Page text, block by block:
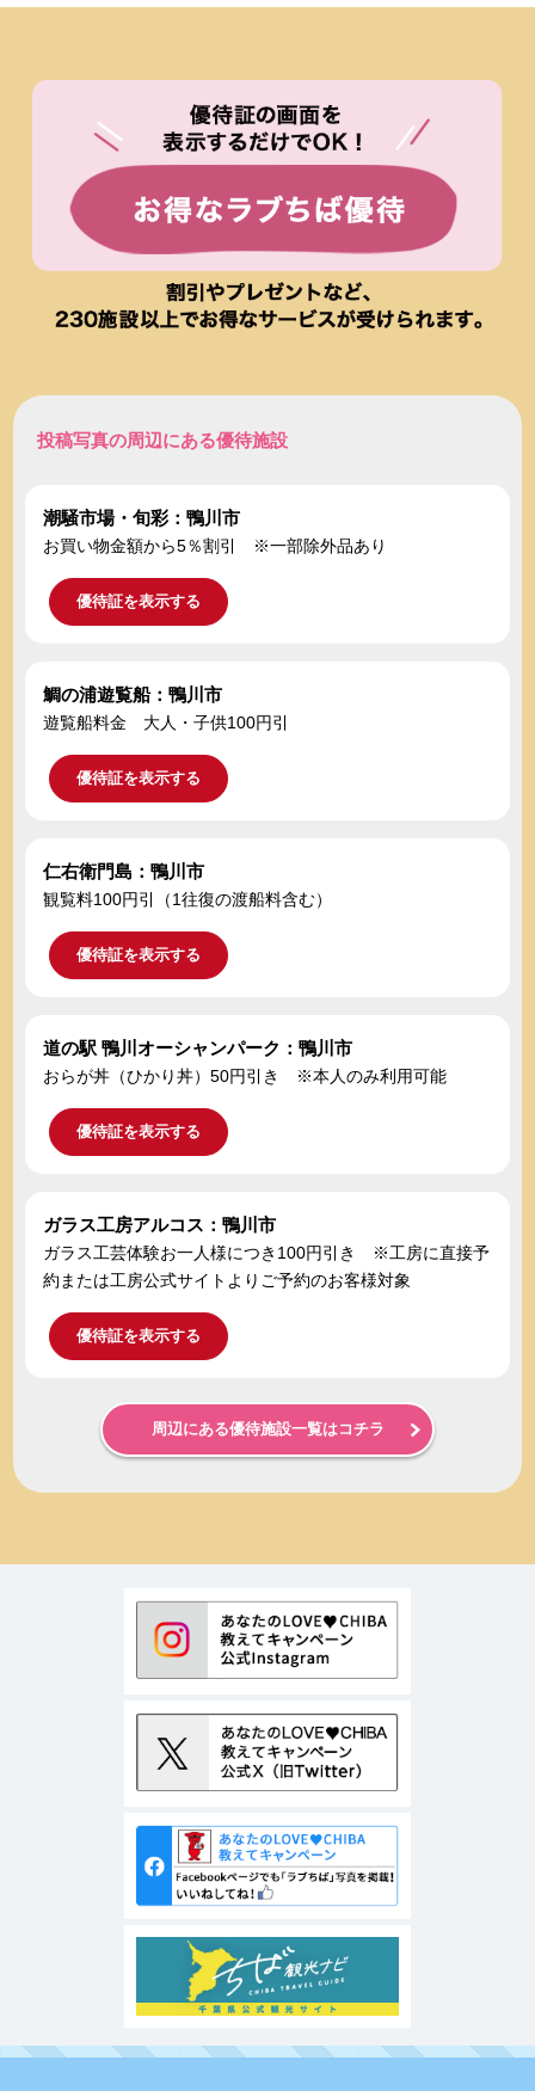
投稿写真の周辺にある優待施設
潮騒市場・旬彩：鴨川市
お買い物金額から5％割引 ※一部除外品あり
優待証を表示する
鯛の浦遊覧船：鴨川市
遊覧船料金 大人・子供100円引
優待証を表示する
仁右衛門島：鴨川市
観覧料100円引（1往復の渡船料含む）
優待証を表示する
道の駅 鴨川オーシャンパーク：鴨川市
おらが丼（ひかり丼）50円引き ※本人のみ利用可能
優待証を表示する
ガラス工房アルコス：鴨川市
ガラス工芸体験お一人様につき100円引き ※工房に直接予
約または工房公式サイトよりご予約のお客様対象
優待証を表示する
周辺にある優待施設一覧はコチラ